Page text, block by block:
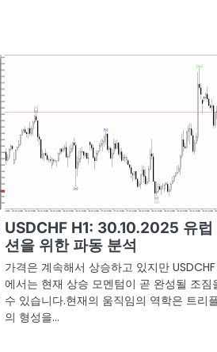
USDCHF H1: 30.10.2025 유럽
션을 위한 파동 분석
가격은 계속해서 상승하고 있지만
에서는 현재 상승 모멘텀이 곧 완성될 조짐
수 있습니다.현재의 움직임의 역학은 트리
의 형성을…